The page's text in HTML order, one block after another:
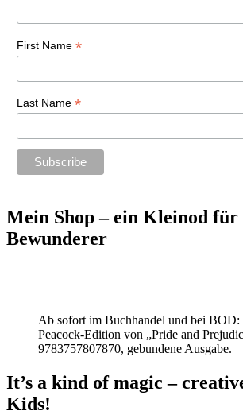
First Name *
Last Name *
Mein Shop – ein Kleinod für
Bewunderer
Ab sofort im Buchhandel und bei BOD:
Peacock-Edition von „Pride and
9783757807870, gebundene Ausgabe.
It’s a kind of magic –
Kids!